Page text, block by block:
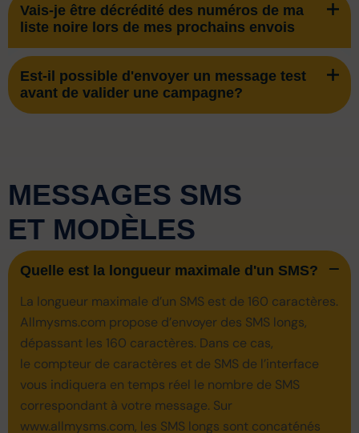
Vais-je être décrédité des numéros de ma
liste noire lors de mes prochains envois
Est-il possible d'envoyer un message test
avant de valider une campagne?
MESSAGES SMS
ET MODÈLES
Quelle est la longueur maximale d'un SMS?
La longueur maximale d’un SMS est de 160 caractères.
Allmysms.com propose d’envoyer des SMS longs,
dépassant les 160 caractères. Dans ce cas,
le compteur de caractères et de SMS de l’interface
vous indiquera en temps réel le nombre de SMS
correspondant à votre message. Sur
www.allmysms.com, les SMS longs sont concaténés